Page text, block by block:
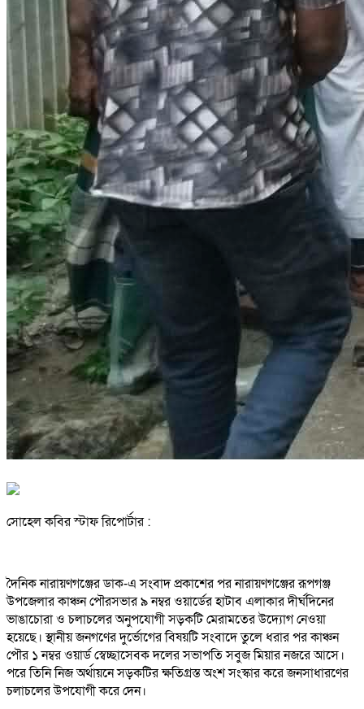
সোহেল কবির স্টাফ রিপোর্টার :
দৈনিক নারায়ণগঞ্জের ডাক-এ সংবাদ প্রকাশের পর নারায়ণগঞ্জের রূপগঞ্জ
উপজেলার কাঞ্চন পৌরসভার ৯ নম্বর ওয়ার্ডের হাটাব এলাকার দীর্ঘদিনের
ভাঙাচোরা ও চলাচলের অনুপযোগী সড়কটি মেরামতের উদ্যোগ নেওয়া
হয়েছে। স্থানীয় জনগণের দুর্ভোগের বিষয়টি সংবাদে তুলে ধরার পর কাঞ্চন
পৌর ১ নম্বর ওয়ার্ড স্বেচ্ছাসেবক দলের সভাপতি সবুজ মিয়ার নজরে আসে।
পরে তিনি নিজ অর্থায়নে সড়কটির ক্ষতিগ্রস্ত অংশ সংস্কার করে জনসাধারণের
চলাচলের উপযোগী করে দেন।